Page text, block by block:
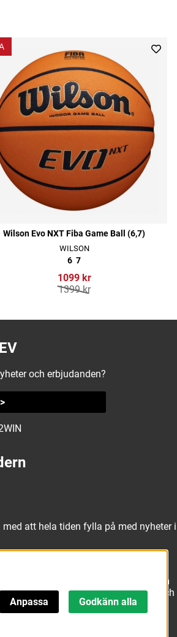
Wilson Evo NXT Fiba Game Ball (6,7)
WILSON
6 7
1099 kr
1399 kr
och erbjudanden?
att hela tiden fylla på med nyheter i
från välkända märken som
ger maximal rörelsefrihet, både på och
Anpassa Godkänn alla